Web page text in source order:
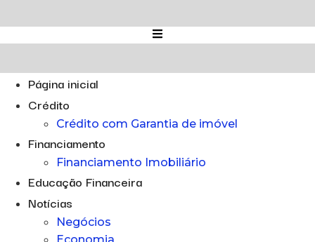
para
o
Página inicial
Crédito
Crédito com Garantia de imóvel
Financiamento
Financiamento Imobiliário
Educação Financeira
Notícias
Negócios